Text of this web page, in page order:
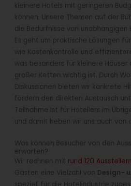
kleinere Hotels mit geringeren
können. Unsere Themen auf der
die Bedürfnisse von unabhängigen
Es geht um praktische Lösungen
wie Kostenkontrolle und
was besonders für kleinere Häuser
großer Ketten wichtig ist. Durch
Diskussionen bieten wir konkrete
fördern den direkten Austausch
Teilnahme ist für Hoteliers im
und damit heben wir uns auch von
Was können Besucher von den
erwarten?
Wir rechnen mit rund 120 Ausstellern
Gästen eine Vielzahl von Design-